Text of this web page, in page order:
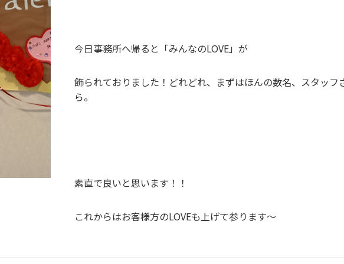
今日事務所へ帰ると「みんなのLOVE」が
飾られておりました！どれどれ、まずはほんの数名、スタッフ
ら。
素直で良いと思います！！
これからはお客様方のLOVEも上げて参ります～